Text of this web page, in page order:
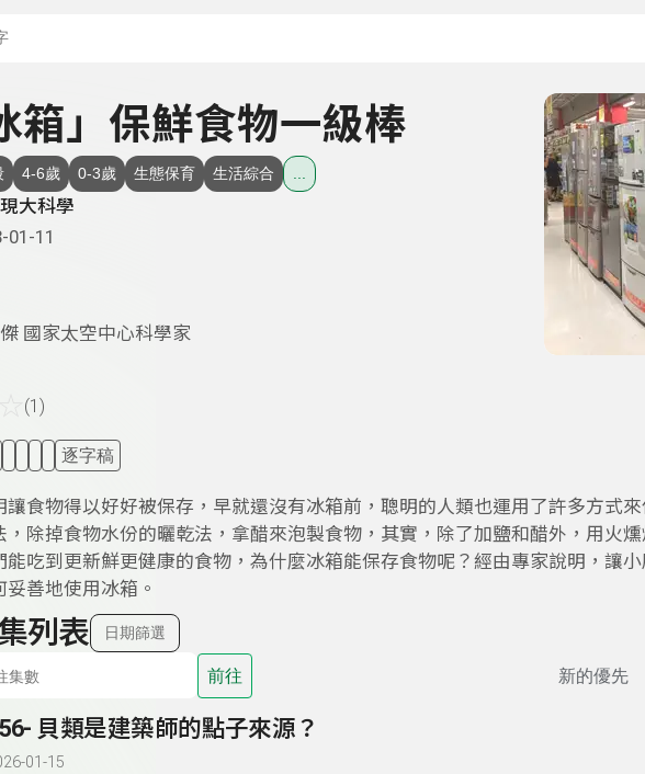
箱」保鮮食物一級棒
4-6歲 0-3歲 生態保育 生活綜合
大科學
01-11
國家太空中心科學家
(1)
逐字稿
讓食物得以好好被保存，早就還沒有冰箱前，聰明的人類也運用了許多方式
，除掉食物水份的曬乾法，拿醋來泡製食物，其實，除了加鹽和醋外，用火
能吃到更新鮮更健康的食物，為什麼冰箱能保存食物呢？經由專家說明，讓
善地使用冰箱。
列表 日期篩選
前往 新的優先
貝類是建築師的點子來源？
01-15